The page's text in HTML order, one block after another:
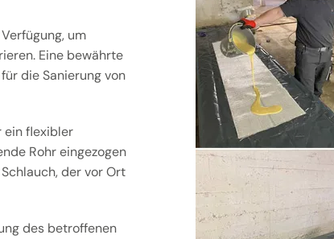
um
Eine bewährte
die Sanierung von
ein flexibler
Rohr eingezogen
der vor Ort
des betroffenen